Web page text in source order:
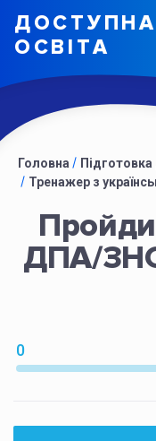
ДОСТУПНА
ОСВIТА
Головна
Тренажер з
ДПА/ЗНО
0